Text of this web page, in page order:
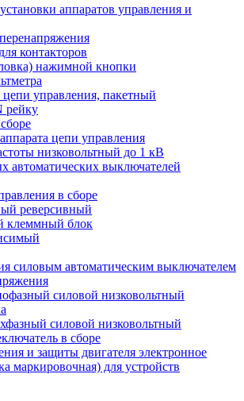
аппаратов управления и
контакторов
нажимной кнопки
управления, пакетный
рейку
цепи управления
низковольтный до 1 кВ
автоматических выключателей
в сборе
реверсивный
клеммный блок
силовым автоматическим выключателем
силовой низковольтный
силовой низковольтный
в сборе
и защиты двигателя электронное
маркировочная) для устройств